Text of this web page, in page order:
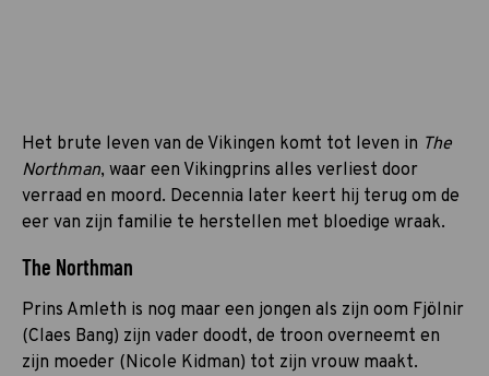
Het brute leven van de Vikingen komt tot leven in The
Northman, waar een Vikingprins alles verliest door
verraad en moord. Decennia later keert hij terug om de
eer van zijn familie te herstellen met bloedige wraak.
The Northman
Prins Amleth is nog maar een jongen als zijn oom Fjölnir
(Claes Bang) zijn vader doodt, de troon overneemt en
zijn moeder (Nicole Kidman) tot zijn vrouw maakt.